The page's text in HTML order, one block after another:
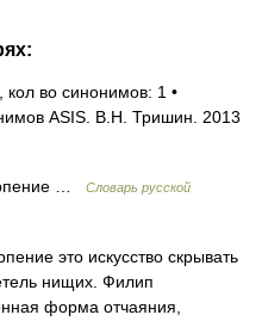
во синонимов: 1 •
ASIS. В.Н. Тришин. 2013
…
Словарь русской
это искусство скрывать
нищих. Филип
форма отчаяния,